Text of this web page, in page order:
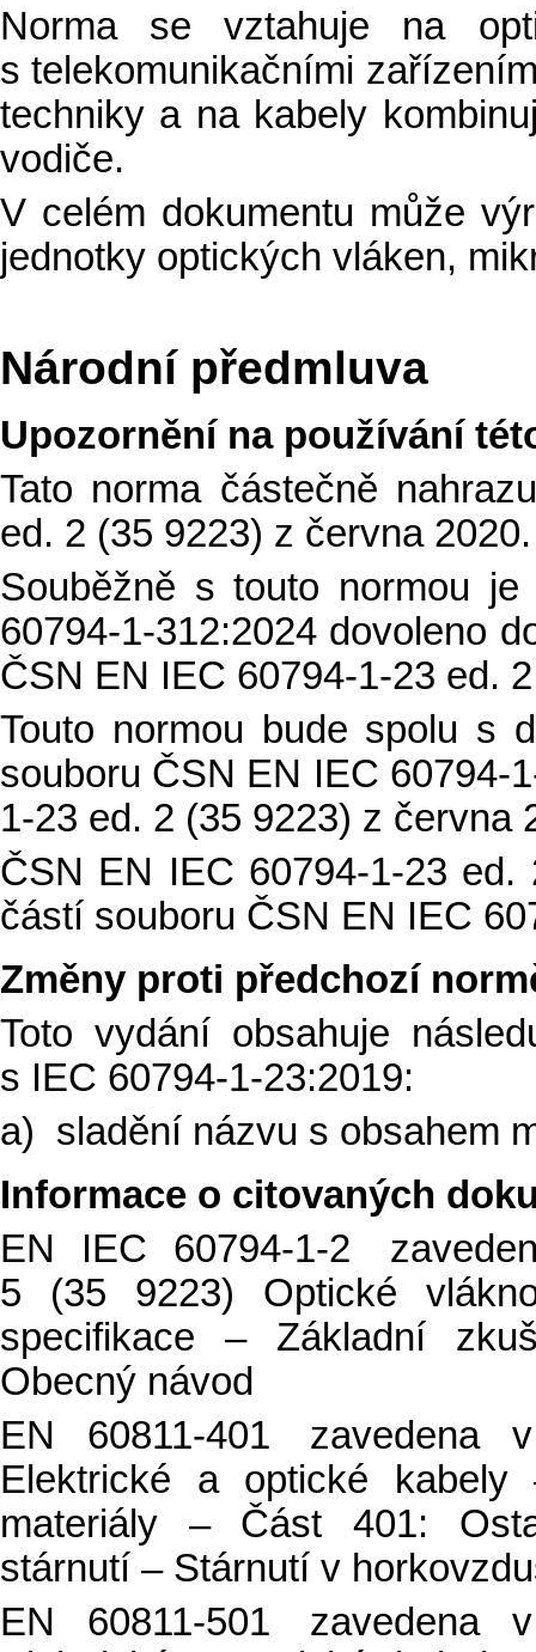
Norma se vztahuje na
s telekomunikačními
techniky a na kabely
vodiče.
V celém dokumentu může
jednotky optických vláken,
Národní předmluva
Upozornění na používání
Tato norma částečně
ed. 2 (35 9223) z června 2020.
Souběžně s touto normou
60794-1-312:2024 dovoleno
ČSN EN IEC 60794-1-23 ed.
Touto normou bude spolu s
souboru ČSN EN IEC 60794-
1-23 ed. 2 (35 9223) z června
ČSN EN IEC 60794-1-23
částí souboru ČSN EN IEC
Změny proti předchozí
Toto vydání obsahuje
s IEC 60794-1-23:2019:
a) sladění názvu s obsahem
Informace o citovaných
EN IEC 60794-1-2
5 (35 9223) Optické
specifikace – Základní
Obecný návod
EN 60811-401 zavedena
Elektrické a optické
materiály – Část 401:
stárnutí – Stárnutí v
EN 60811-501 zavedena